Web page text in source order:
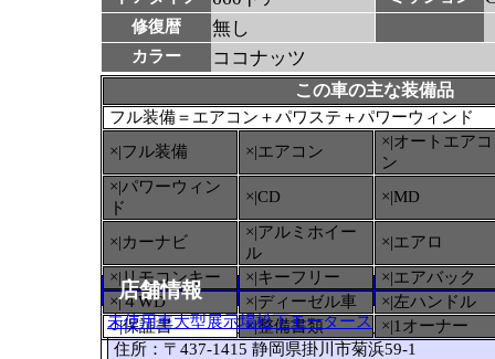
修復暦 無し
カラー ココナッツ
この車の主な装備品
フル装備＝エアコン＋パワステ＋パワーウィンド
×|フル装備
×|エアコン
×|オートエアコ
ン
×|パワーウィン
ド
×|CD ×|MD
×|カーナビ
×|アルミホイー
ル
×|エアロ
×|リモコンキー
×|キーフリー
×|エアバック
×|４WD
×|ディーゼル車
×|左ハンドル
○|保証書 ×|整備書類 ×|1オーナー
店舗情報
未使用車大型展示場松下モータース
住所：〒437-1415 静岡県掛川市菊浜59-1